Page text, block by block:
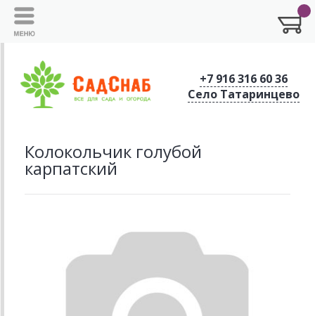
+7 916 316 60 36
Село Татаринцево
Колокольчик голубой
карпатский